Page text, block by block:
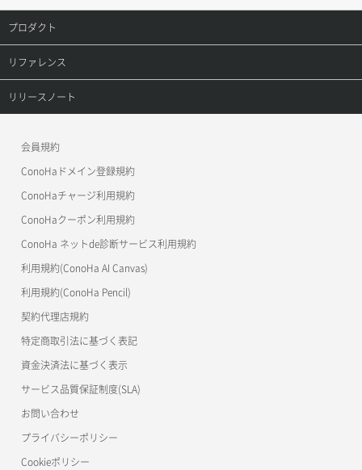
サーバー利用状況グラフ（ディスクIO）
サーバー利用状況グラフ（トラフィック）
サーバー削除
サーバー操作（起動/停止/再起動/強制停止）
サーバー設定切替
サーバー詳細一覧取得
サーバー詳細取得
ポートアタッチ
ポートデタッチ
ボリュームデタッチ
ロードバランサー更新
ロードバランサー詳細取得
ロードバランサー追加
プロダクト
プロダクトトップ
ConoHa VPS(Ver.3.0)
ConoHa for GAME
リファレンス
リファレンストップ
OpenStack CLI
Terraform
s3cmd
公開API(ConoHa VPS Ver.2.0)
リリースノート
会員規約
ConoHaドメイン登録規約
ConoHaチャージ利用規約
ConoHaクーポン利用規約
ConoHa ネットde診断サービス利用規約
利用規約(ConoHa AI Canvas)
利用規約(ConoHa Pencil)
契約代理店規約
特定商取引法に基づく表記
資金決済法に基づく表示
サービス品質保証制度(SLA)
お問い合わせ
プライバシーポリシー
Cookieポリシー